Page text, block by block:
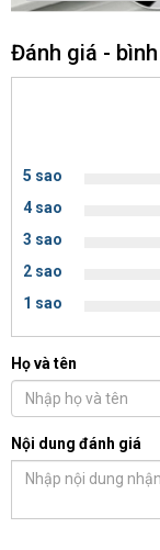
Đánh giá -
5 sao
4 sao
3 sao
2 sao
1 sao
Họ và tên
Nội dung đánh giá